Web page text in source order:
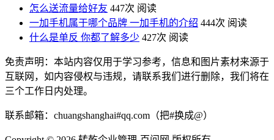
怎么送流量给好友 447次 阅读
一加手机属于哪个品牌 一加手机的介绍 444次 阅读
什么是单反 你都了解多少 427次 阅读
免责声明：本站内容仅用于学习参考，信息和图片素材来源于
互联网，如内容侵权与违规，请联系我们进行删除，我们将在
三个工作日内处理。
联系邮箱：chuangshanghai#qq.com（把#换成@）